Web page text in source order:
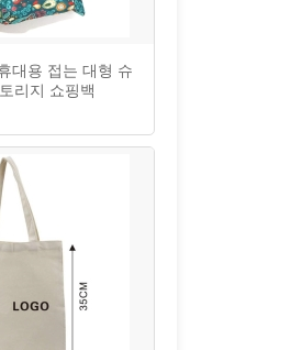
대용 접는 대형 슈
리지 쇼핑백